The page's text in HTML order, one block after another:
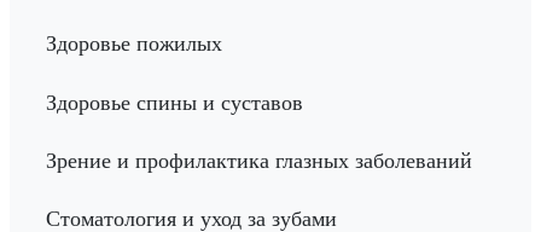
Здоровье пожилых
Здоровье спины и суставов
Зрение и профилактика глазных заболеваний
Стоматология и уход за зубами